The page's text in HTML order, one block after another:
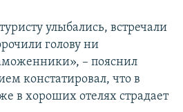
улыбались, встречали
голову ни
– пояснил
констатировал, что в
в хороших отелях страдает